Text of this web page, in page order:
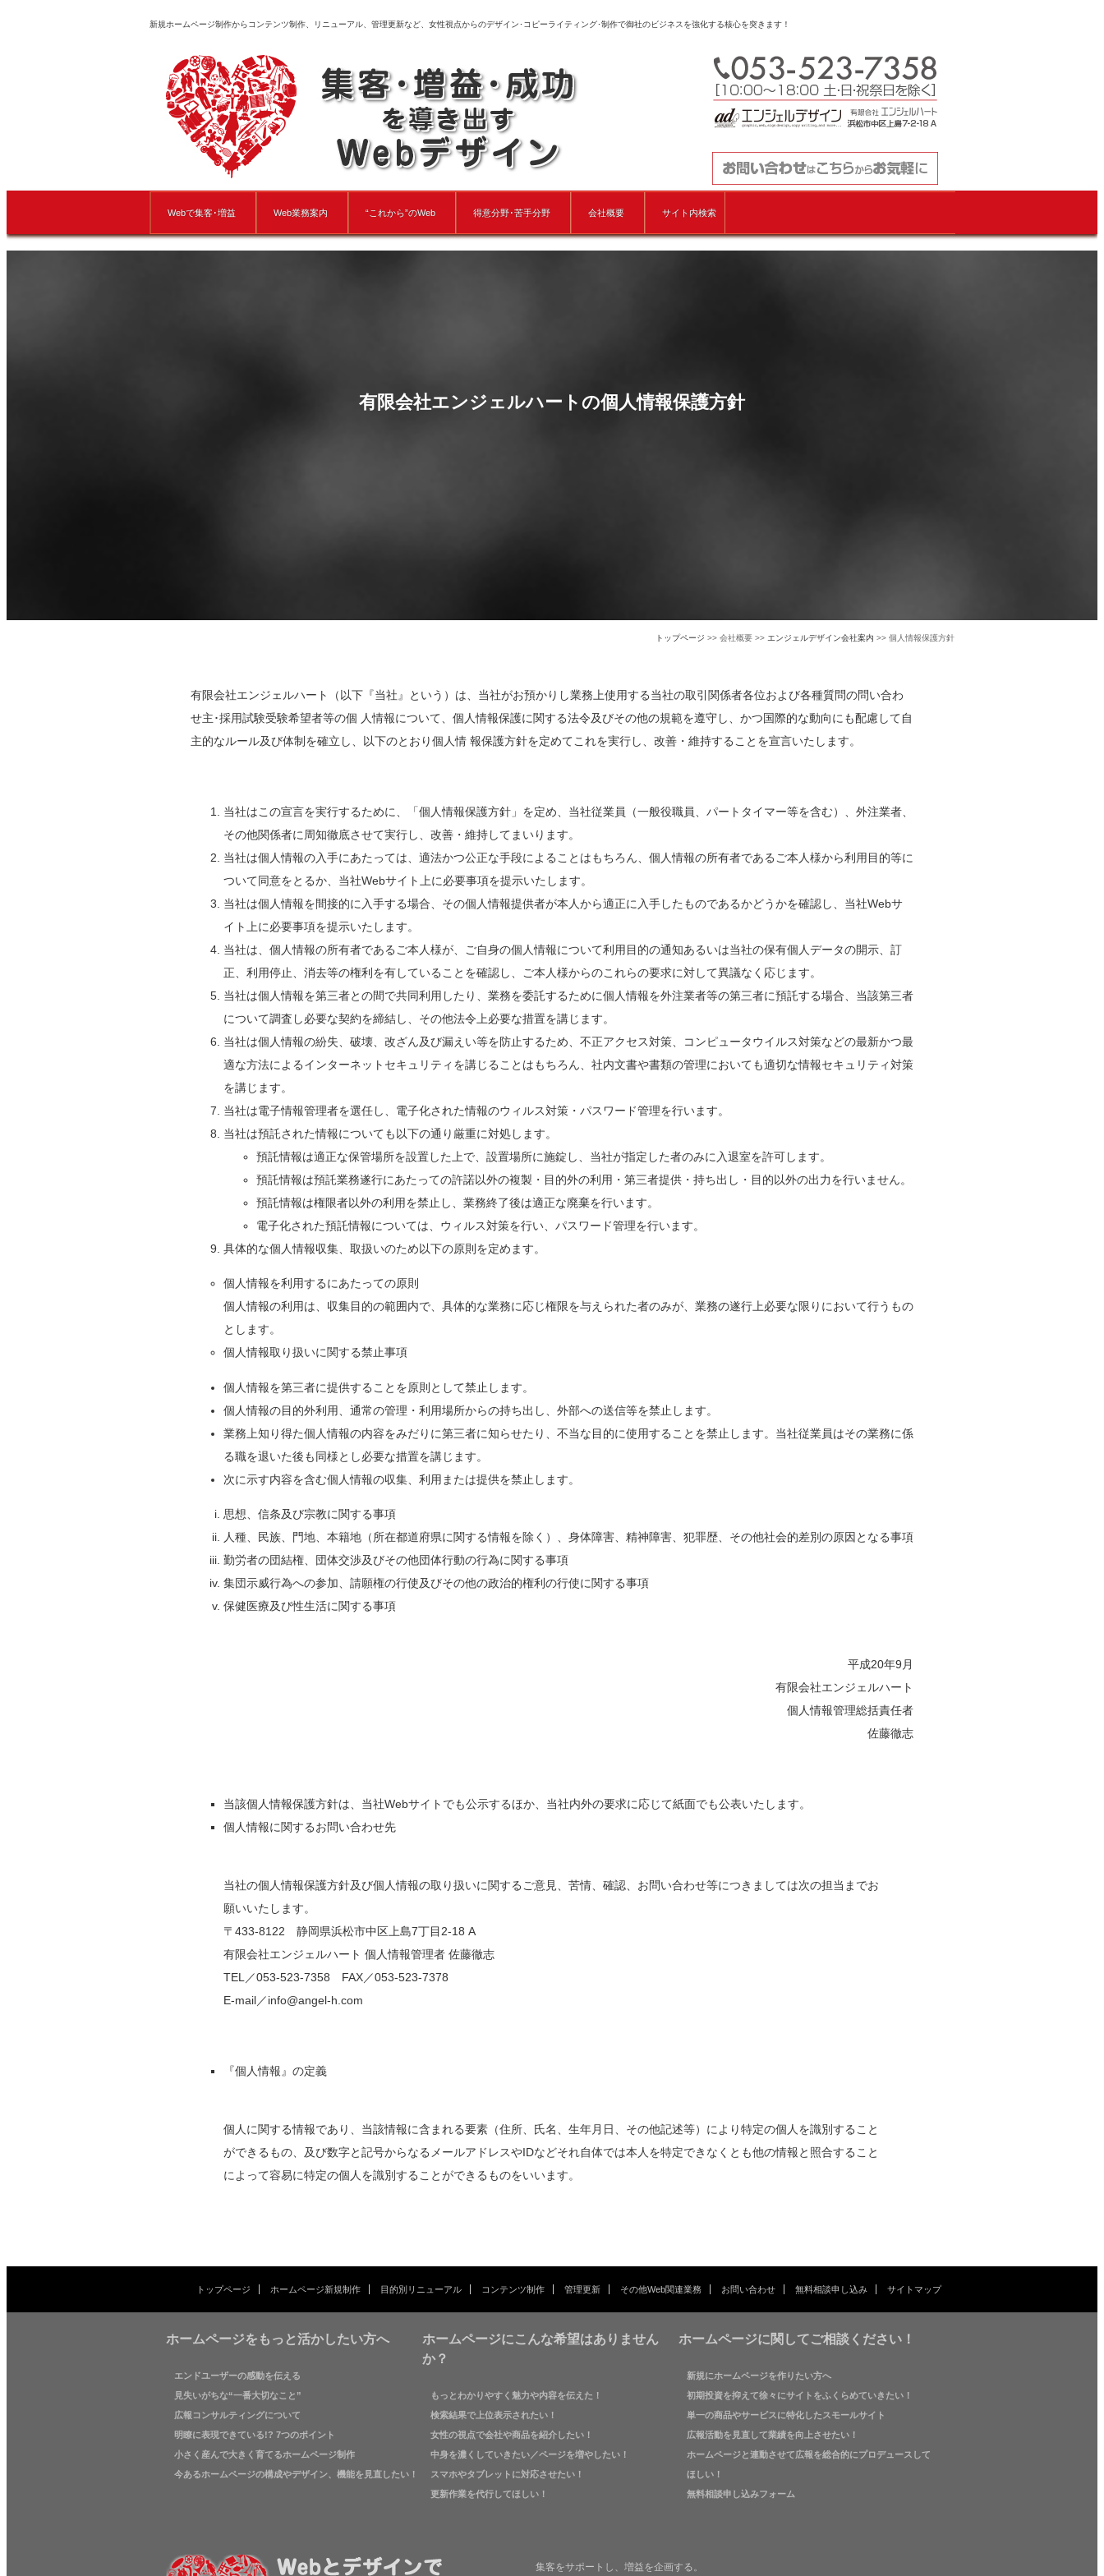
新規ホームページ制作からコンテンツ制作、リニューアル、管理更新など、女性視点からのデザイン･コピーライティング･制作で御社のビジネスを強化する核心を突きます！
Webで集客･増益 Web業務案内 “これから”のWeb 得意分野･苦手分野 会社概要 サイト内検索
有限会社エンジェルハートの個人情報保護方針
トップページ >> 会社概要 >> エンジェルデザイン会社案内 >> 個人情報保護方針
有限会社エンジェルハート（以下『当社』という）は、当社がお預かりし業務上使用する当社の取引関係者各位および各種質問の問い合わ
せ主･採用試験受験希望者等の個 人情報について、個人情報保護に関する法令及びその他の規範を遵守し、かつ国際的な動向にも配慮して自
主的なルール及び体制を確立し、以下のとおり個人情 報保護方針を定めてこれを実行し、改善・維持することを宣言いたします。
当社はこの宣言を実行するために、「個人情報保護方針」を定め、当社従業員（一般役職員、パートタイマー等を含む）、外注業者、
その他関係者に周知徹底させて実行し、改善・維持してまいります。
当社は個人情報の入手にあたっては、適法かつ公正な手段によることはもちろん、個人情報の所有者であるご本人様から利用目的等に
ついて同意をとるか、当社Webサイト上に必要事項を提示いたします。
当社は個人情報を間接的に入手する場合、その個人情報提供者が本人から適正に入手したものであるかどうかを確認し、当社Webサ
イト上に必要事項を提示いたします。
当社は、個人情報の所有者であるご本人様が、ご自身の個人情報について利用目的の通知あるいは当社の保有個人データの開示、訂
正、利用停止、消去等の権利を有していることを確認し、ご本人様からのこれらの要求に対して異議なく応じます。
当社は個人情報を第三者との間で共同利用したり、業務を委託するために個人情報を外注業者等の第三者に預託する場合、当該第三者
について調査し必要な契約を締結し、その他法令上必要な措置を講じます。
当社は個人情報の紛失、破壊、改ざん及び漏えい等を防止するため、不正アクセス対策、コンピュータウイルス対策などの最新かつ最
適な方法によるインターネットセキュリティを講じることはもちろん、社内文書や書類の管理においても適切な情報セキュリティ対策
を講じます。
当社は電子情報管理者を選任し、電子化された情報のウィルス対策・パスワード管理を行います。
当社は預託された情報についても以下の通り厳重に対処します。
預託情報は適正な保管場所を設置した上で、設置場所に施錠し、当社が指定した者のみに入退室を許可します。
預託情報は預託業務遂行にあたっての許諾以外の複製・目的外の利用・第三者提供・持ち出し・目的以外の出力を行いません。
預託情報は権限者以外の利用を禁止し、業務終了後は適正な廃棄を行います。
電子化された預託情報については、ウィルス対策を行い、パスワード管理を行います。
具体的な個人情報収集、取扱いのため以下の原則を定めます。
個人情報を利用するにあたっての原則
個人情報の利用は、収集目的の範囲内で、具体的な業務に応じ権限を与えられた者のみが、業務の遂行上必要な限りにおいて行うもの
とします。
個人情報取り扱いに関する禁止事項
個人情報を第三者に提供することを原則として禁止します。
個人情報の目的外利用、通常の管理・利用場所からの持ち出し、外部への送信等を禁止します。
業務上知り得た個人情報の内容をみだりに第三者に知らせたり、不当な目的に使用することを禁止します。当社従業員はその業務に係
る職を退いた後も同様とし必要な措置を講じます。
次に示す内容を含む個人情報の収集、利用または提供を禁止します。
思想、信条及び宗教に関する事項
人種、民族、門地、本籍地（所在都道府県に関する情報を除く）、身体障害、精神障害、犯罪歴、その他社会的差別の原因となる事項
勤労者の団結権、団体交渉及びその他団体行動の行為に関する事項
集団示威行為への参加、請願権の行使及びその他の政治的権利の行使に関する事項
保健医療及び性生活に関する事項
平成20年9月
有限会社エンジェルハート
個人情報管理総括責任者
佐藤徹志
当該個人情報保護方針は、当社Webサイトでも公示するほか、当社内外の要求に応じて紙面でも公表いたします。
個人情報に関するお問い合わせ先
当社の個人情報保護方針及び個人情報の取り扱いに関するご意見、苦情、確認、お問い合わせ等につきましては次の担当までお
願いいたします。
〒433-8122 静岡県浜松市中区上島7丁目2-18 A
有限会社エンジェルハート 個人情報管理者 佐藤徹志
TEL／053-523-7358 FAX／053-523-7378
E-mail／info@angel-h.com
『個人情報』の定義
個人に関する情報であり、当該情報に含まれる要素（住所、氏名、生年月日、その他記述等）により特定の個人を識別すること
ができるもの、及び数字と記号からなるメールアドレスやIDなどそれ自体では本人を特定できなくとも他の情報と照合すること
によって容易に特定の個人を識別することができるものをいいます。
トップページ ホームページ新規制作 目的別リニューアル コンテンツ制作 管理更新 その他Web関連業務 お問い合わせ 無料相談申し込み サイトマップ
ホームページをもっと活かしたい方へ
エンドユーザーの感動を伝える
見失いがちな“一番大切なこと”
広報コンサルティングについて
明瞭に表現できている!? 7つのポイント
小さく産んで大きく育てるホームページ制作
今あるホームページの構成やデザイン、機能を見直したい！
ホームページにこんな希望はありません
か？
もっとわかりやすく魅力や内容を伝えた！
検索結果で上位表示されたい！
女性の視点で会社や商品を紹介したい！
中身を濃くしていきたい／ページを増やしたい！
スマホやタブレットに対応させたい！
更新作業を代行してほしい！
ホームページに関してご相談ください！
新規にホームページを作りたい方へ
初期投資を抑えて徐々にサイトをふくらめていきたい！
単一の商品やサービスに特化したスモールサイト
広報活動を見直して業績を向上させたい！
ホームページと連動させて広報を総合的にプロデュースして
ほしい！
無料相談申し込みフォーム
集客をサポートし、増益を企画する。